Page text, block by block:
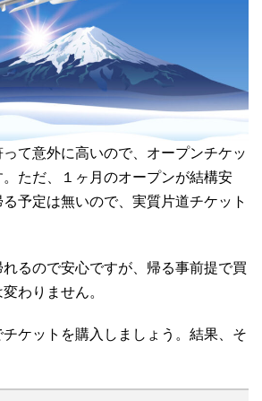
て意外に高いので、オープンチケッ
。ただ、１ヶ月のオープンが結構安
予定は無いので、実質片道チケット
るので安心ですが、帰る事前提で買
わりません。
ケットを購入しましょう。結果、そ